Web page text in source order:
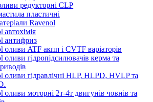
редукторні CLP
пластичні
Ravenol
автохімія
антифриз
оливи ATF акпп і CVTF варіаторів
оливи гідропідсилювачів керма та
оливи гідравлічні HLP, HLPD, HVLP та
оливи моторні 2т-4т двигунів човнів та